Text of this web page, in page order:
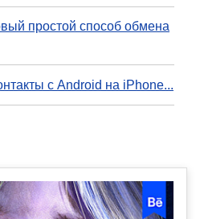
простой способ обмена
с Android на iPhone...